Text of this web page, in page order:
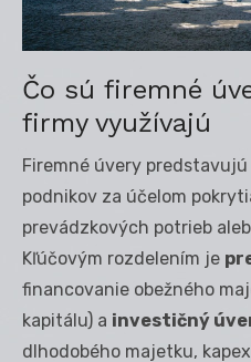
Čo sú firemné
firmy využívajú
Firemné úvery
podnikov za účelom
prevádzkových potrieb
Kľúčovým rozdelením je
financovanie obežného
kapitálu) a investičný
dlhodobého majetku,